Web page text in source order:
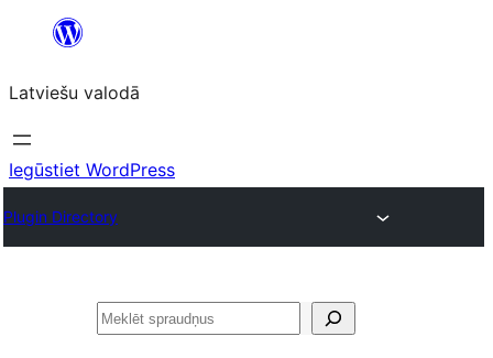
Pāriet
saturu
Latviešu valodā
Iegūstiet WordPress
Plugin Directory
Meklēt